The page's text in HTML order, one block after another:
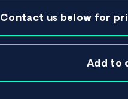
Contact us below for
Add to